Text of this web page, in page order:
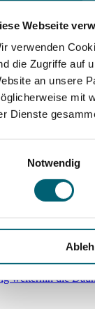
Webseite
verwenden
die Zugriffe auf
an unsere
mit
Dienste
Notwendig
Caffè Latte
mit dabei.
Schweiz die
Top-
Kernen den 1.
der Region
zur
weiterhin die